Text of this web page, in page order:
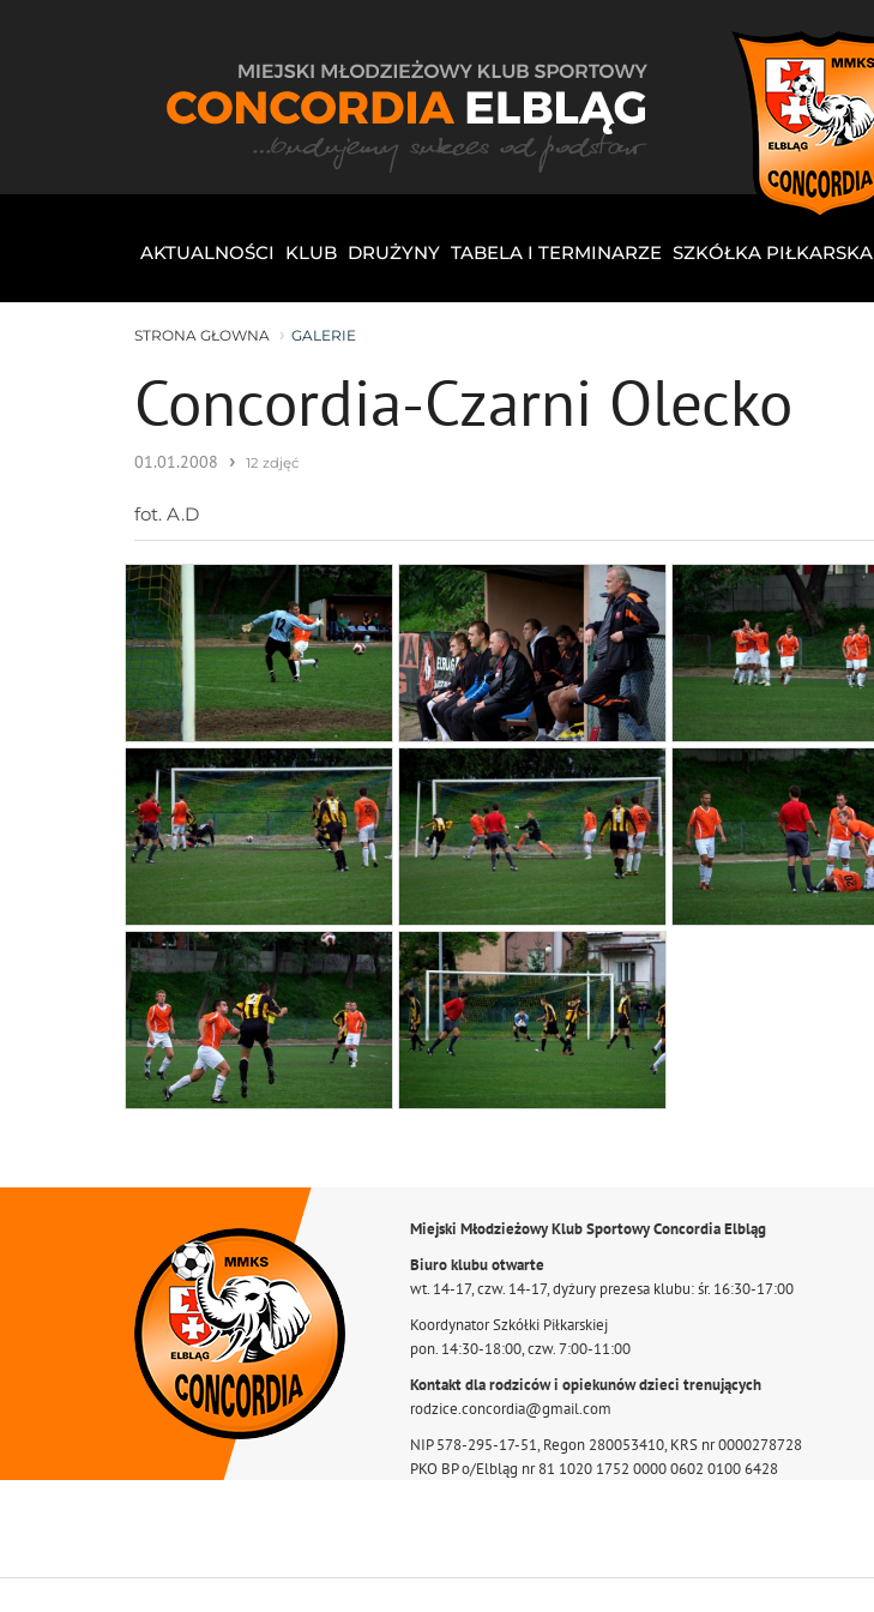
AKTUALNOŚCI KLUB DRUŻYNY TABELA I TERMINARZE SZKÓŁKA PIŁKARSKA
STRONA GŁOWNA GALERIE
Concordia-Czarni Olecko
01.01.2008 › 12 zdjęć
fot. A.D
Miejski Młodzieżowy Klub Sportowy Concordia Elbląg
Biuro klubu otwarte
wt. 14-17, czw. 14-17, dyżury prezesa klubu: śr. 16:30-17:00
Koordynator Szkółki Piłkarskiej
pon. 14:30-18:00, czw. 7:00-11:00
Kontakt dla rodziców i opiekunów dzieci trenujących
rodzice.concordia@gmail.com
NIP 578-295-17-51, Regon 280053410, KRS nr 0000278728
PKO BP o/Elbląg nr 81 1020 1752 0000 0602 0100 6428